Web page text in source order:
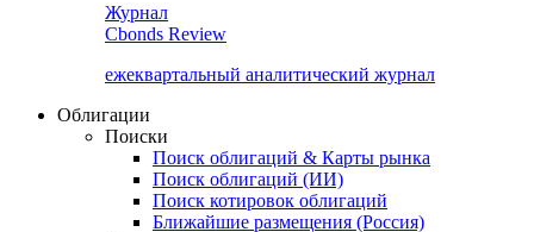
Журнал
Cbonds Review
ежеквартальный аналитический журнал
Облигации
Поиски
Поиск облигаций & Карты рынка
Поиск облигаций (ИИ)
Поиск котировок облигаций
Ближайшие размещения (Россия)